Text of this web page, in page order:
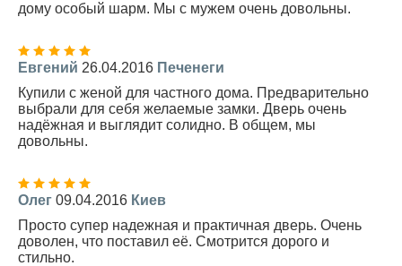
дому особый шарм. Мы с мужем очень довольны.
Евгений 26.04.2016 Печенеги
Купили с женой для частного дома. Предварительно
выбрали для себя желаемые замки. Дверь очень
надёжная и выглядит солидно. В общем, мы
довольны.
Олег 09.04.2016 Киев
Просто супер надежная и практичная дверь. Очень
доволен, что поставил её. Смотрится дорого и
стильно.